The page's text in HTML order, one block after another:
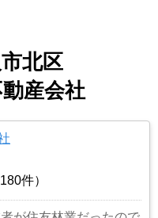
北区
産会社
件）